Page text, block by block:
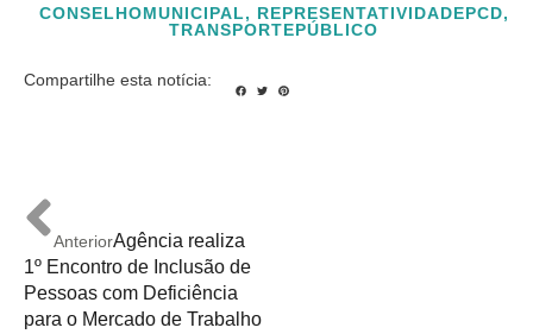
CONSELHOMUNICIPAL, REPRESENTATIVIDADEPCD,
TRANSPORTEPÚBLICO
Compartilhe esta notícia:
AnteriorAgência realiza
1º Encontro de Inclusão de
Pessoas com Deficiência
para o Mercado de Trabalho